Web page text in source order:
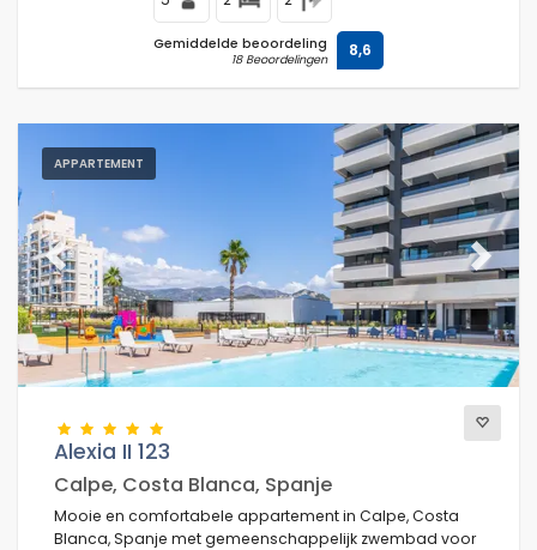
Gemiddelde beoordeling
18 Beoordelingen 8,6
APPARTEMENT
Previous Next
Alexia II 123
Calpe, Costa Blanca, Spanje
Mooie en comfortabele appartement in Calpe, Costa
Blanca, Spanje met gemeenschappelijk zwembad voor